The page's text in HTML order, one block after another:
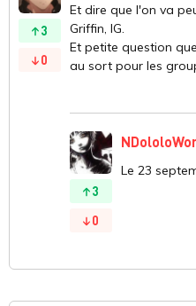
3
0
Et dire que l'on va
Griffin, IG.
Et petite question
au sort pour les
3
0
Le 23